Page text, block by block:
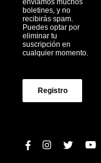
enviamos muchos
boletines, y no
recibirás spam.
Puedes optar por
eliminar tu
suscripción en
cualquier momento.
Registro